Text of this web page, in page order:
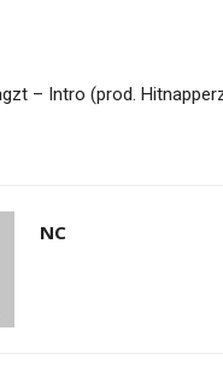
– Intro (prod.
NC